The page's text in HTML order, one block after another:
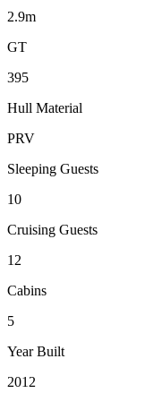
2.9m
GT
395
Hull Material
PRV
Sleeping Guests
10
Cruising Guests
12
Cabins
5
Year Built
2012